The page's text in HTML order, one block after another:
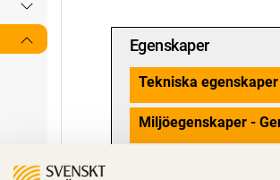
Egenskaper
Tekniska egenskaper
Miljöegenskaper -